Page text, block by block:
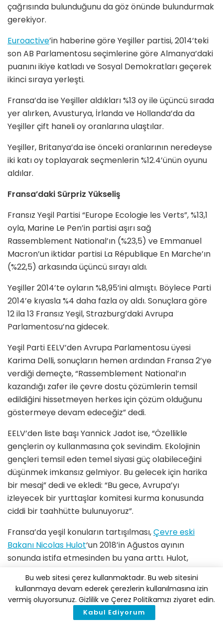
çağrısında bulunduğunu da göz önünde bulundurmak
gerekiyor.
Euroactive’in haberine göre Yeşiller partisi, 2014’teki
son AB Parlamentosu seçimlerine göre Almanya’daki
puanını ikiye katladı ve Sosyal Demokratları geçerek
ikinci sıraya yerleşti.
Fransa’da ise Yeşiller aldıkları %13 oy ile üçüncü sırada
yer alırken, Avusturya, İrlanda ve Hollanda’da da
Yeşiller çift haneli oy oranlarına ulaştılar.
Yeşiller, Britanya’da ise önceki oranlarının neredeyse
iki katı oy toplayarak seçmenlerin %12.4’ünün oyunu
aldılar.
Fransa’daki Sürpriz Yükseliş
Fransız Yeşil Partisi “Europe Ecologie les Verts”, %13,1
oyla, Marine Le Pen’in partisi aşırı sağ
Rassemblement National’ın (%23,5) ve Emmanuel
Macron’un iktidar partisi La République En Marche’ın
(%22,5) arkasında üçüncü sırayı aldı.
Yeşiller 2014’te oyların %8,95’ini almıştı. Böylece Parti
2014’e kıyasla %4 daha fazla oy aldı. Sonuçlara göre
12 ila 13 Fransız Yeşil, Strazburg’daki Avrupa
Parlamentosu’na gidecek.
Yeşil Parti EELV’den Avrupa Parlamentosu üyesi
Karima Delli, sonuçların hemen ardından Fransa 2’ye
verdiği demeçte, “Rassemblement National’ın
kazandığı zafer ile çevre dostu çözümlerin temsil
edildiğini hissetmeyen herkes için çözüm olduğunu
göstermeye devam edeceğiz” dedi.
EELV’den liste başı Yannick Jadot ise, “Özellikle
gençlerin oy kullanmasına çok sevindim. Ekolojinin
gençleri temsil eden temel siyasi güç olabileceğini
düşünmek imkansız gelmiyor. Bu gelecek için harika
bir mesaj” dedi ve ekledi: “Bu gece, Avrupa’yı
izleyecek bir yurttaşlar komitesi kurma konusunda
ciddi bir taahhütte bulunuyoruz”.
Fransa’da yeşil konuların tartışılması,Çevre eski
Bakanı Nicolas Hulot‘un 2018’in Ağustos ayının
sonunda istifa etmesinden bu yana arttı. Hulot,
konusunda yaşadığı hayal kırıklığını açıklayarak,
“Hükümetteki görevimle (çevre ve ekoloji
konularında) yaşanan sorunların üstesinden gelindiği
izlenimi vermek ve yalan söylemek istemiyorum.
Bu web sitesi çerez kullanmaktadır. Bu web sitesini
kullanmaya devam ederek çerezlerin kullanılmasına izin
vermiş oluyorsunuz. Gizlilik ve Çerez Politikamızı ziyaret edin.
Kabul Ediyorum